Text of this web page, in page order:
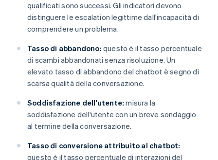
qualificati sono successi. Gli indicatori devono
distinguere le escalation legittime dall'incapacità di
comprendere un problema.
Tasso di abbandono: questo è il tasso percentuale
di scambi abbandonati senza risoluzione. Un
elevato tasso di abbandono del chatbot è segno di
scarsa qualità della conversazione.
Soddisfazione dell'utente: misura la
soddisfazione dell'utente con un breve sondaggio
al termine della conversazione.
Tasso di conversione attribuito al chatbot:
questo è il tasso percentuale di interazioni del